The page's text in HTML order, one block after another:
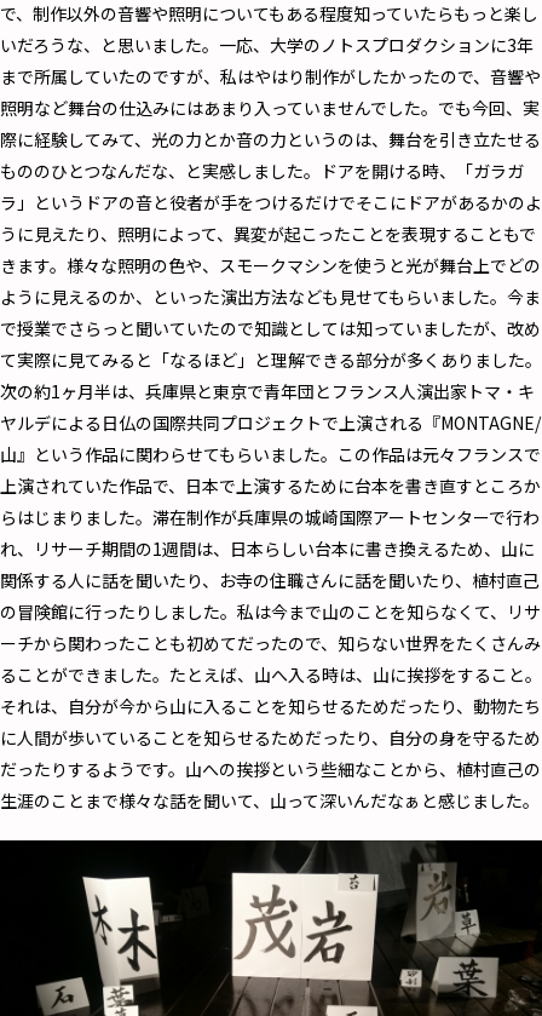
で、制作以外の音響や照明についてもある程度知っていたらもっと楽し
いだろうな、と思いました。一応、大学のノトスプロダクションに3年
まで所属していたのですが、私はやはり制作がしたかったので、音響や
照明など舞台の仕込みにはあまり入っていませんでした。でも今回、実
際に経験してみて、光の力とか音の力というのは、舞台を引き立たせる
もののひとつなんだな、と実感しました。ドアを開ける時、「ガラガ
ラ」というドアの音と役者が手をつけるだけでそこにドアがあるかのよ
うに見えたり、照明によって、異変が起こったことを表現することもで
きます。様々な照明の色や、スモークマシンを使うと光が舞台上でどの
ように見えるのか、といった演出方法なども見せてもらいました。今ま
で授業でさらっと聞いていたので知識としては知っていましたが、改め
て実際に見てみると「なるほど」と理解できる部分が多くありました。
次の約1ヶ月半は、兵庫県と東京で青年団とフランス人演出家トマ・キ
ヤルデによる日仏の国際共同プロジェクトで上演される『MONTAGNE/
山』という作品に関わらせてもらいました。この作品は元々フランスで
上演されていた作品で、日本で上演するために台本を書き直すところか
らはじまりました。滞在制作が兵庫県の城崎国際アートセンターで行わ
れ、リサーチ期間の1週間は、日本らしい台本に書き換えるため、山に
関係する人に話を聞いたり、お寺の住職さんに話を聞いたり、植村直己
の冒険館に行ったりしました。私は今まで山のことを知らなくて、リサ
ーチから関わったことも初めてだったので、知らない世界をたくさんみ
ることができました。たとえば、山へ入る時は、山に挨拶をすること。
それは、自分が今から山に入ることを知らせるためだったり、動物たち
に人間が歩いていることを知らせるためだったり、自分の身を守るため
だったりするようです。山への挨拶という些細なことから、植村直己の
生涯のことまで様々な話を聞いて、山って深いんだなぁと感じました。